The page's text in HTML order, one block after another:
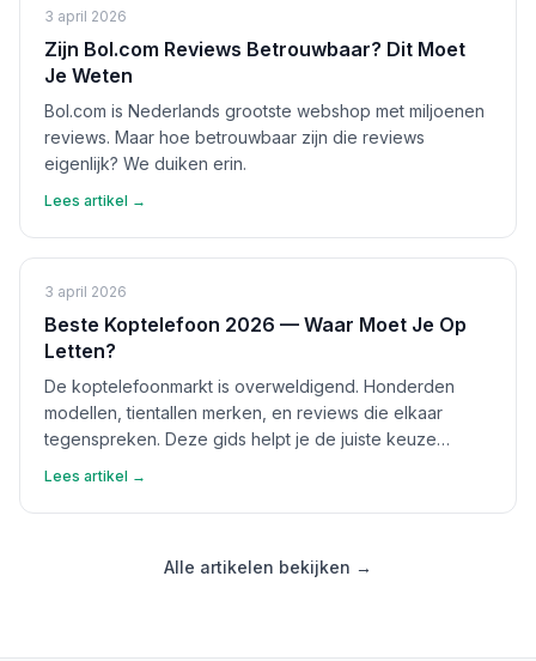
3 april 2026
Zijn Bol.com Reviews Betrouwbaar? Dit Moet
Je Weten
Bol.com is Nederlands grootste webshop met miljoenen
reviews. Maar hoe betrouwbaar zijn die reviews
eigenlijk? We duiken erin.
Lees artikel →
3 april 2026
Beste Koptelefoon 2026 — Waar Moet Je Op
Letten?
De koptelefoonmarkt is overweldigend. Honderden
modellen, tientallen merken, en reviews die elkaar
tegenspreken. Deze gids helpt je de juiste keuze
Lees artikel →
Alle artikelen bekijken →